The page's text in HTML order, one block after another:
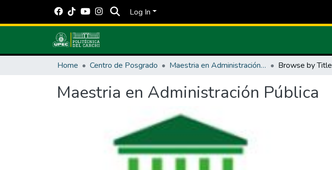
Log In
Home Centro de Posgrado Maestria en Administración Pública Browse by Title
Maestria en Administración Pública